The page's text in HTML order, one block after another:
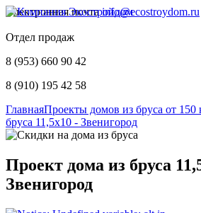
Электронная почта info@ecostroydom.ru
Отдел продаж
8 (953) 660 90 42
8 (910) 195 42 58
ГлавнаяПроекты домов из бруса от 150
бруса 11,5х10 - Звенигород
Проект дома из бруса
Звенигород